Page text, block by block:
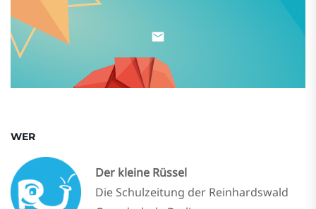
WER
Der kleine Rüssel
Die Schulzeitung der Reinhardswald